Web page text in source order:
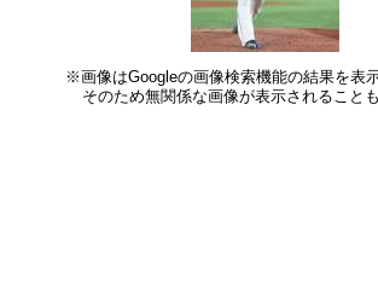
※画像はGoogleの画像検索機能の結果を表
そのため無関係な画像が表示されることも